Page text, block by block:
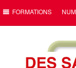
FORMATIONS